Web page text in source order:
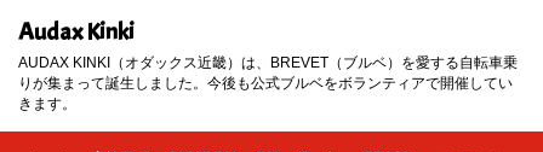
Audax Kinki
AUDAX KINKI（オダックス近畿）は、BREVET（ブルベ）を愛する自転車乗
りが集まって誕生しました。今後も公式ブルベをボランティアで開催してい
きます。